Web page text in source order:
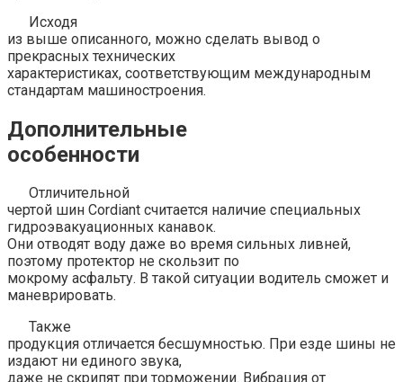
Исходя
из выше описанного, можно сделать вывод о
прекрасных технических
характеристиках, соответствующим международным
стандартам машиностроения.
Дополнительные
особенности
Отличительной
чертой шин Cordiant считается наличие специальных
гидроэвакуационных канавок.
Они отводят воду даже во время сильных ливней,
поэтому протектор не скользит по
мокрому асфальту. В такой ситуации водитель сможет и
маневрировать.
Также
продукция отличается бесшумностью. При езде шины не
издают ни единого звука,
даже не скрипят при торможении. Вибрация от